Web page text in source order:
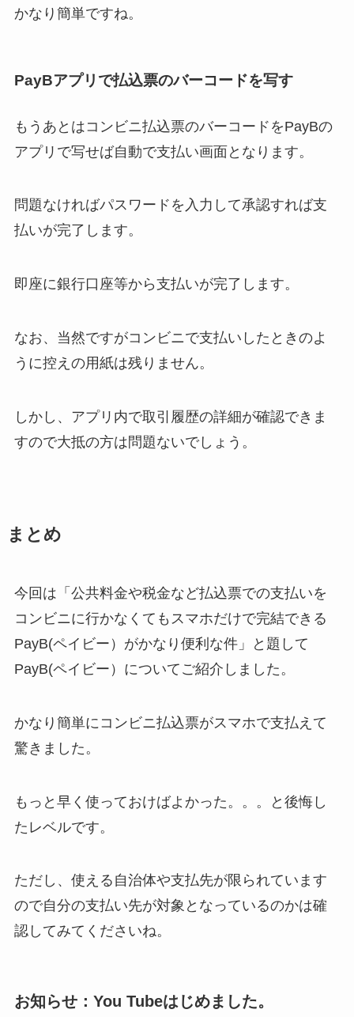
かなり簡単ですね。
PayBアプリで払込票のバーコードを写す
もうあとはコンビニ払込票のバーコードをPayBの
アプリで写せば自動で支払い画面となります。
問題なければパスワードを入力して承認すれば支
払いが完了します。
即座に銀行口座等から支払いが完了します。
なお、当然ですがコンビニで支払いしたときのよ
うに控えの用紙は残りません。
しかし、アプリ内で取引履歴の詳細が確認できま
すので大抵の方は問題ないでしょう。
まとめ
今回は「公共料金や税金など払込票での支払いを
コンビニに行かなくてもスマホだけで完結できる
PayB(ペイビー）がかなり便利な件」と題して
PayB(ペイビー）についてご紹介しました。
かなり簡単にコンビニ払込票がスマホで支払えて
驚きました。
もっと早く使っておけばよかった。。。と後悔し
たレベルです。
ただし、使える自治体や支払先が限られています
ので自分の支払い先が対象となっているのかは確
認してみてくださいね。
お知らせ：You Tubeはじめました。